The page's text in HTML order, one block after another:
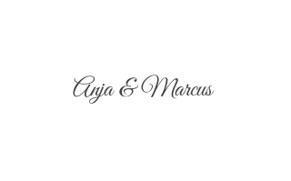
Anja & Marcus